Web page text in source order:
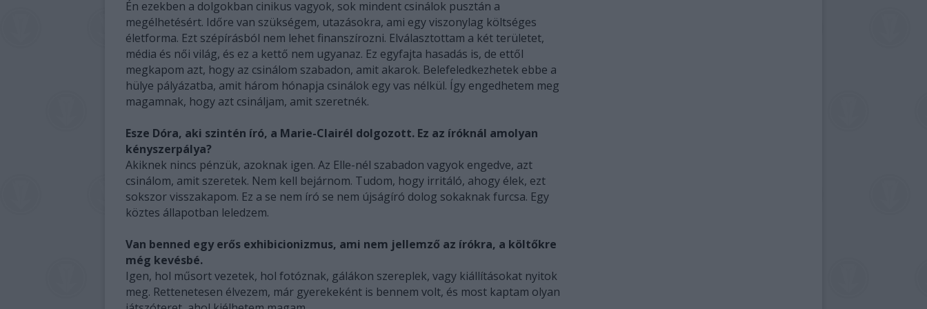
Én ezekben a dolgokban cinikus vagyok, sok mindent csinálok pusztán a
megélhetésért. Időre van szükségem, utazásokra, ami egy viszonylag költséges
életforma. Ezt szépírásból nem lehet finanszírozni. Elválasztottam a két területet,
média és női világ, és ez a kettő nem ugyanaz. Ez egyfajta hasadás is, de ettől
megkapom azt, hogy az csinálom szabadon, amit akarok. Belefeledkezhetek ebbe a
hülye pályázatba, amit három hónapja csinálok egy vas nélkül. Így engedhetem meg
magamnak, hogy azt csináljam, amit szeretnék.
Esze Dóra, aki szintén író, a Marie-Clairél dolgozott. Ez az íróknál amolyan
kényszerpálya?
Akiknek nincs pénzük, azoknak igen. Az Elle-nél szabadon vagyok engedve, azt
csinálom, amit szeretek. Nem kell bejárnom. Tudom, hogy irritáló, ahogy élek, ezt
sokszor visszakapom. Ez a se nem író se nem újságíró dolog sokaknak furcsa. Egy
köztes állapotban leledzem.
Van benned egy erős exhibicionizmus, ami nem jellemző az írókra, a költőkre
még kevésbé.
Igen, hol műsort vezetek, hol fotóznak, gálákon szereplek, vagy kiállításokat nyitok
meg. Rettenetesen élvezem, már gyerekeként is bennem volt, és most kaptam olyan